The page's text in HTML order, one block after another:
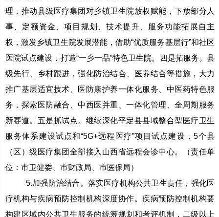
理，推动县级医疗集团对乡镇卫生院放权赋能，下放部分人
事、定额资金、项目规划、技术提升、服务功能拓展自主
权，激发乡镇卫生院发展潜能，借助“优质服务基层行”和社区
医院试点建设，打造“一乡一品”特色卫生院。四是拓服务。县
级先行、乡村跟进，强化防治结合、医养结合等措施，大力
推广基层适宜技术、医防康护养一体化服务、中医药特色服
务，探索医防融合、中西医并重、一体化管理、全周期服务
新赛道。五是抓试点。继续深化平定县县域整合型医疗卫生
服务体系建设试点和“5G+远程医疗”项目试点建设，5个县
（区）级医疗集团全部接入山西省远程会诊中心。（责任单
位：市卫健委、市财政局、市医保局）
5.加强防治结合。落实医疗机构公共卫生责任，强化医
疗机构与疾病预防控制机构深度协作。疾病预防控制机构要
构建区域内公共卫生服务的统筹规划和考评机制，二级以上